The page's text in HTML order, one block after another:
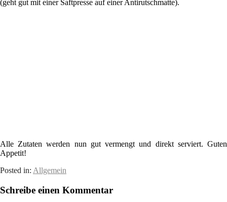
(geht gut mit einer Saftpresse auf einer Antirutschmatte).
Alle Zutaten werden nun gut vermengt und direkt serviert. Guten
Appetit!
Posted in: Allgemein
Schreibe einen Kommentar